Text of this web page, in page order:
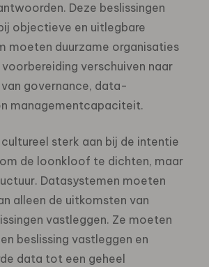
Deze beslissingen
objectieve en uitlegbare
moeten duurzame organisaties
voorbereiding verschuiven naar
governance, data-
managementcapaciteit.
sterk aan bij de intentie
de loonkloof te dichten, maar
Datasystemen moeten
alleen de uitkomsten van
vastleggen. Ze moeten
beslissing vastleggen en
data tot een geheel